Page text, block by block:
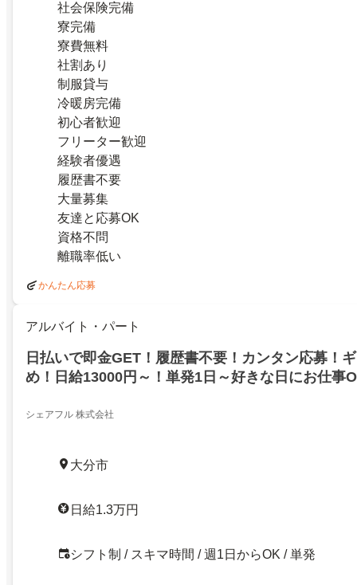
社会保険完備
寮完備
寮費無料
社割あり
制服貸与
冷暖房完備
初心者歓迎
フリーター歓迎
経験者優遇
履歴書不要
大量募集
友達と応募OK
資格不問
離職率低い
かんたん応募
アルバイト・パート
日払いで即金GET！履歴書不要！カンタン応募！
め！日給13000円～！単発1日～好きな日にお仕事
シェアフル 株式会社
大分市
日給1.3万円
シフト制 / スキマ時間 / 週1日からOK / 単発